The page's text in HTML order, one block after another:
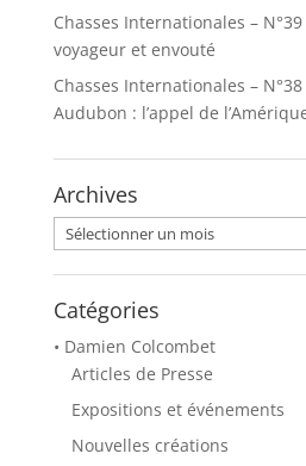
Chasses Internationales –
voyageur et envouté
Chasses Internationales – N°38
Audubon : l’appel de
Archives
Archives
Catégories
• Damien Colcombet
Articles de Presse
Expositions et événements
Nouvelles créations